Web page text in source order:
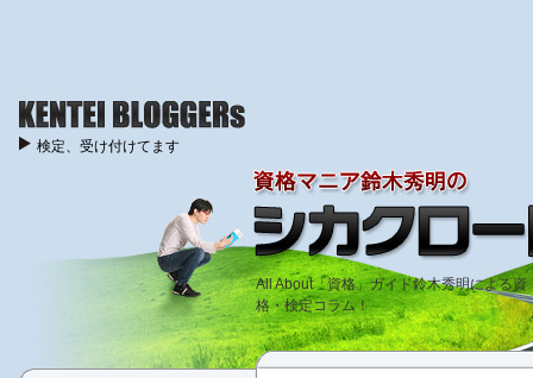
All About「資格」ガイド鈴木秀明による資
格・検定コラム！
検定、受け付けてます